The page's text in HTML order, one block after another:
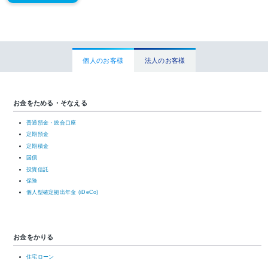
個人のお客様 法人のお客様
お金をためる・そなえる
普通預金・総合口座
定期預金
定期積金
国債
投資信託
保険
個人型確定拠出年金 (iDeCo)
お金をかりる
住宅ローン